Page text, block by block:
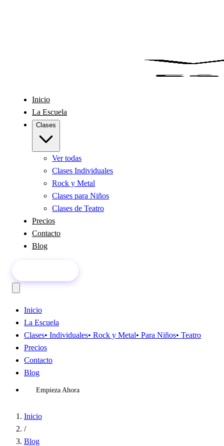
Inicio
La Escuela
Clases
Ver todas
Clases Individuales
Rock y Metal
Clases para Niños
Clases de Teatro
Precios
Contacto
Blog
Inicio
La Escuela
Clases• Individuales• Rock y Metal• Para Niños• Teatro
Precios
Contacto
Blog
Empieza Ahora
Inicio
/
Blog